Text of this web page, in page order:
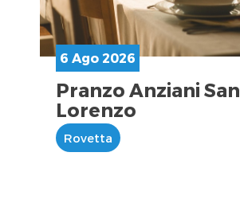
6 Ago 2026
Pranzo Anziani San
Lorenzo
Rovetta